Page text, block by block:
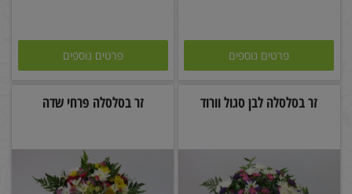
פרטים נוספים פרטים נוספים
זר בסלסלה לבן סגול וורוד זר בסלסלה פרחי שדה